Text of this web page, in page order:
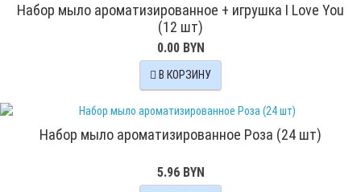
Набор мыло ароматизированное + игрушка I Love You
(12 шт)
0.00 BYN
В КОРЗИНУ
Набор мыло ароматизированное Роза (24 шт)
5.96 BYN